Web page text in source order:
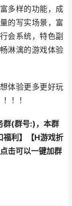
多样的功能，成
的写实场景，富
会系统，特色副
淋漓的游戏体验
体验更多更好玩
！！
群(群号:)，本群
福利 】【H游戏折
击可以一键加群